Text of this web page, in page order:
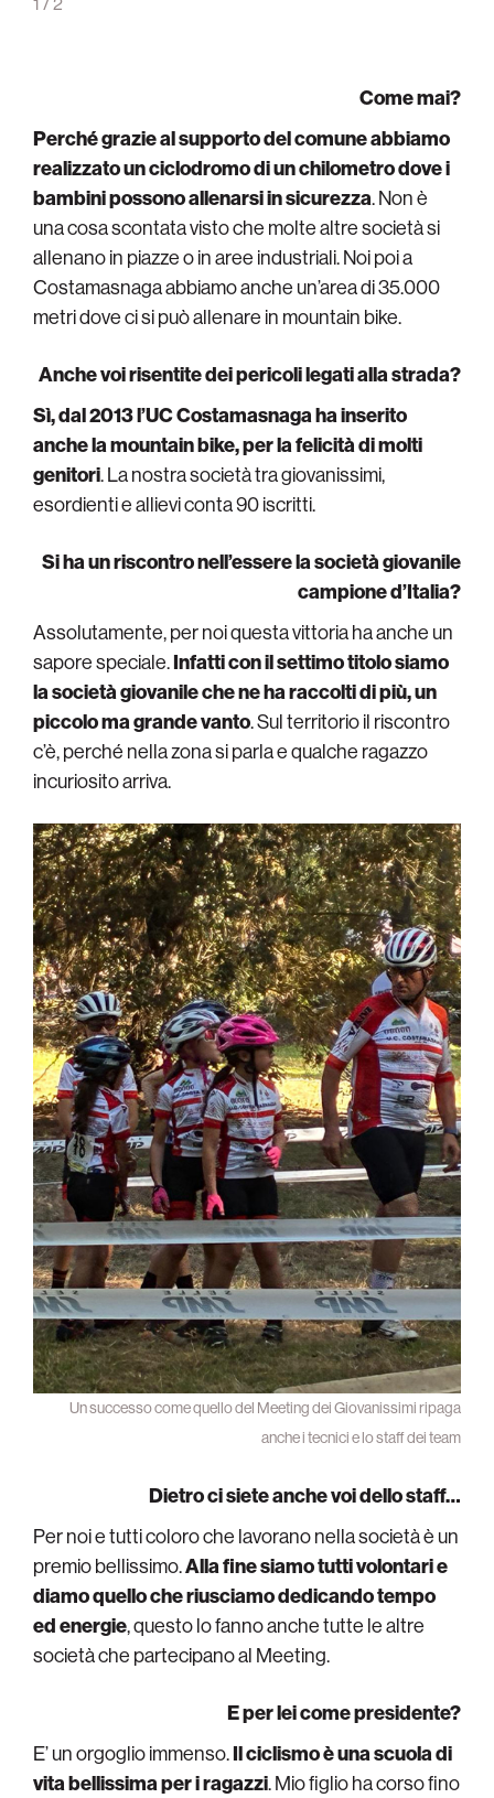
Come mai?
Perché grazie al supporto del comune abbiamo
realizzato un ciclodromo di un chilometro dove i
bambini possono allenarsi in sicurezza. Non è
una cosa scontata visto che molte altre società si
allenano in piazze o in aree industriali. Noi poi a
Costamasnaga abbiamo anche un’area di 35.000
metri dove ci si può allenare in mountain bike.
Anche voi risentite dei pericoli legati alla strada?
Sì, dal 2013 l’UC Costamasnaga ha inserito
anche la mountain bike, per la felicità di molti
genitori. La nostra società tra giovanissimi,
esordienti e allievi conta 90 iscritti.
Si ha un riscontro nell’essere la società giovanile
campione d’Italia?
Assolutamente, per noi questa vittoria ha anche un
sapore speciale.Infatti con il settimo titolo siamo
la società giovanile che ne ha raccolti di più, un
piccolo ma grande vanto. Sul territorio il riscontro
c’è, perché nella zona si parla e qualche ragazzo
incuriosito arriva.
Un successo come quello del Meeting dei Giovanissimi ripaga
anche i tecnici e lo staff dei team
Dietro ci siete anche voi dello staff…
Per noi e tutti coloro che lavorano nella società è un
premio bellissimo.Alla fine siamo tutti volontari e
diamo quello che riusciamo dedicando tempo
ed energie, questo lo fanno anche tutte le altre
società che partecipano al Meeting.
E per lei come presidente?
E’ un orgoglio immenso.Il ciclismo è una scuola di
vita bellissima per i ragazzi. Mio figlio ha corso fino